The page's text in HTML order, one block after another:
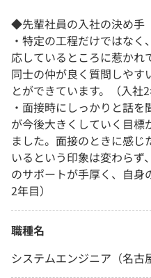
◆先輩社員の入社の決め手
・特定の工程だけではな
応しているところに惹かれ
同士の仲が良く質問しやす
とができています。（入社2
・面接時にしっかりと話
が今後大きくしていく目標
ました。面接のときに感
いるという印象は変わらず
のサポートが手厚く、自身
2年目）
職種名
システムエンジニア（名古